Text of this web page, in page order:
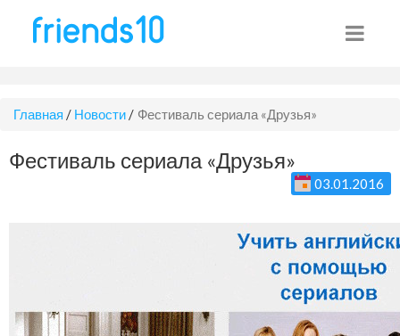
Главная / Новости / Фестиваль сериала «Друзья»
Фестиваль сериала «Друзья»
03.01.2016